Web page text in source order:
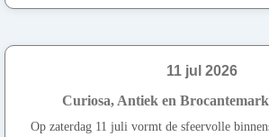
11 jul 2026
Curiosa, Antiek en
Op zaterdag 11 juli vormt de sfeervolle